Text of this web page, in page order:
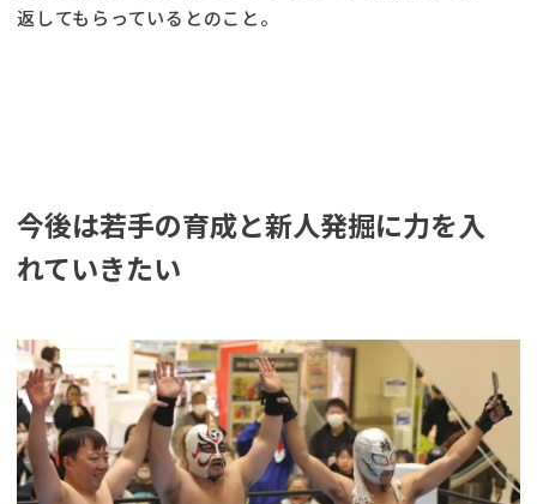
返してもらっているとのこと。
今後は若手の育成と新人発掘に力を入
れていきたい